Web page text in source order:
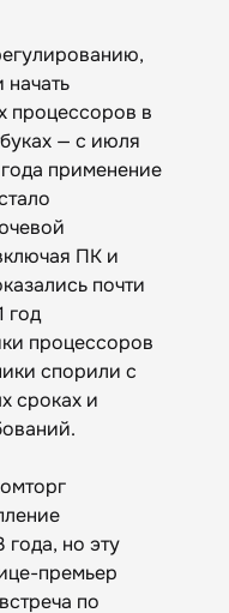
процессоров в
— с июля
применение
ПК и
почти
год
процессоров
спорили с
сроках и
но эту
премьер
по